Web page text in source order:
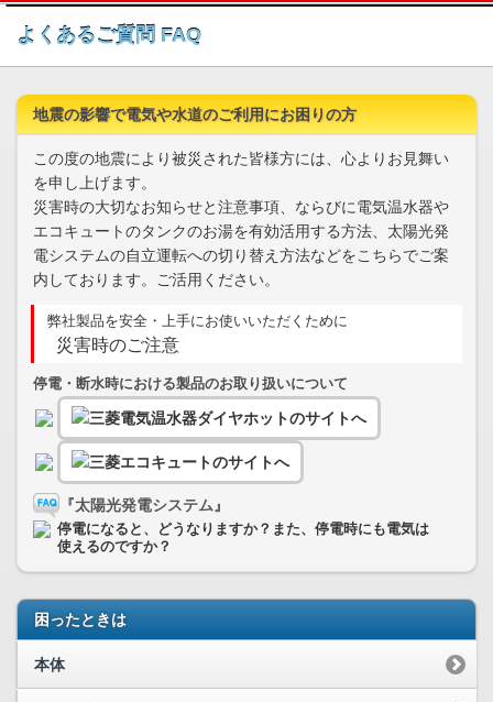
このページの本文へ
よくあるご質問 FAQ
地震の影響で電気や水道のご利用にお困りの方
この度の地震により被災された皆様方には、心よりお見舞い
を申し上げます。
災害時の大切なお知らせと注意事項、ならびに電気温水器や
エコキュートのタンクのお湯を有効活用する方法、太陽光発
電システムの自立運転への切り替え方法などをこちらでご案
内しております。ご活用ください。
弊社製品を安全・上手にお使いいただくために
災害時のご注意
停電・断水時における製品のお取り扱いについて
『太陽光発電システム』
停電になると、どうなりますか？また、停電時にも電気は
使えるのですか？
困ったときは
本体